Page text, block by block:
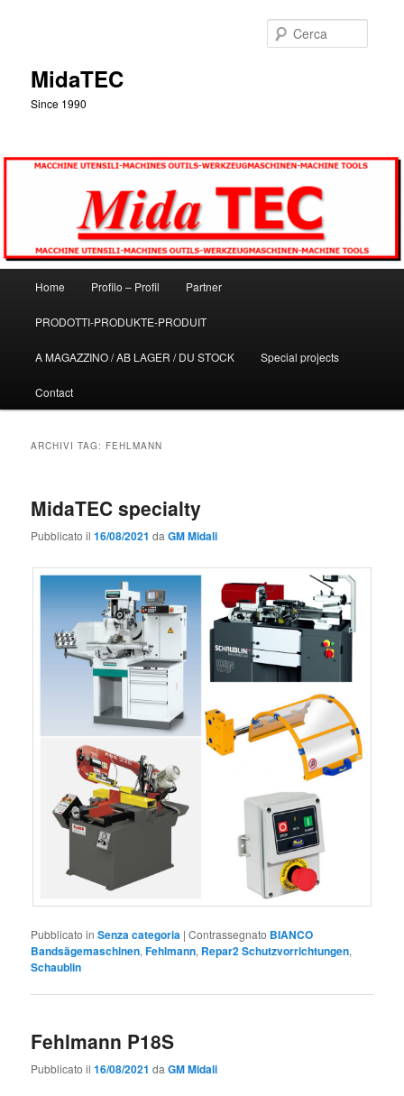
MidaTEC
Since 1990
principale
Home Profilo – Profil Partner
PRODOTTI-PRODUKTE-PRODUIT
A MAGAZZINO / AB LAGER / DU STOCK Special projects
Contact
ARCHIVI TAG: FEHLMANN
MidaTEC specialty
Pubblicato il16/08/2021 daGM Midali
Pubblicato in Senza categoria |Contrassegnato BIANCO
Bandsägemaschinen,Fehlmann, Repar2 Schutzvorrichtungen,
Schaublin
Fehlmann P18S
Pubblicato il16/08/2021 daGM Midali